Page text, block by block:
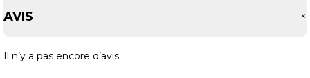
AVIS +
Il n’y a pas encore d’avis.